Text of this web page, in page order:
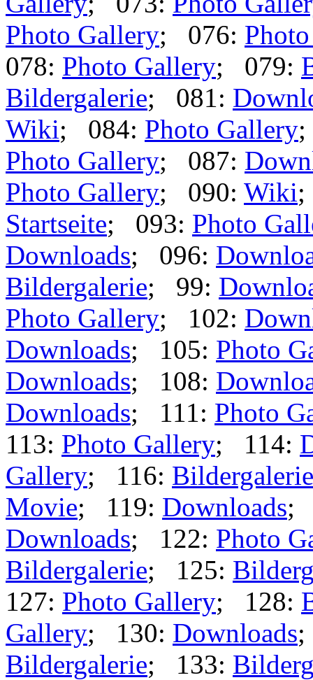
Photo Gallery; 076:
078: Photo Gallery; 079:
Bildergalerie; 081:
Wiki; 084: Photo Gallery
Photo Gallery; 087:
Photo Gallery; 090: Wiki
Startseite; 093: Photo
Downloads; 096:
Bildergalerie; 99:
Photo Gallery; 102:
Downloads; 105: Photo
Downloads; 108:
Downloads; 111: Photo
113: Photo Gallery; 114:
Gallery; 116: Bildergalerie
Movie; 119: Downloads;
Downloads; 122: Photo
Bildergalerie; 125:
127: Photo Gallery; 128:
Gallery; 130: Downloads
Bildergalerie; 133: